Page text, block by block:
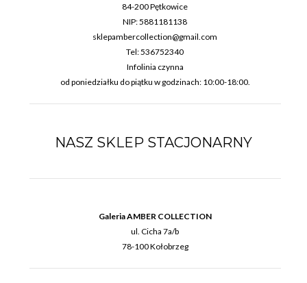
84-200 Pętkowice
NIP: 5881181138
sklepambercollection@gmail.com
Tel: 536752340
Infolinia czynna
od poniedziałku do piątku w godzinach: 10:00-18:00.
NASZ SKLEP STACJONARNY
Galeria AMBER COLLECTION
ul. Cicha 7a/b
78-100 Kołobrzeg